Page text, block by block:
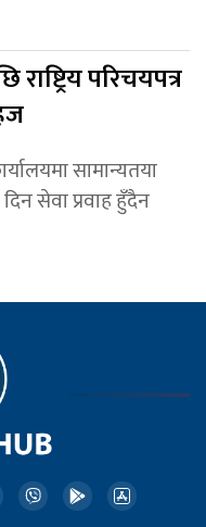
परिचयपत्र
सामान्यतया
सेवा प्रवाह हुँदैन